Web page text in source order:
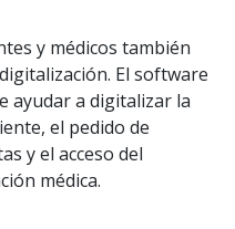
y médicos también
El software
ayudar a digitalizar la
el pedido de
y el acceso del
médica.